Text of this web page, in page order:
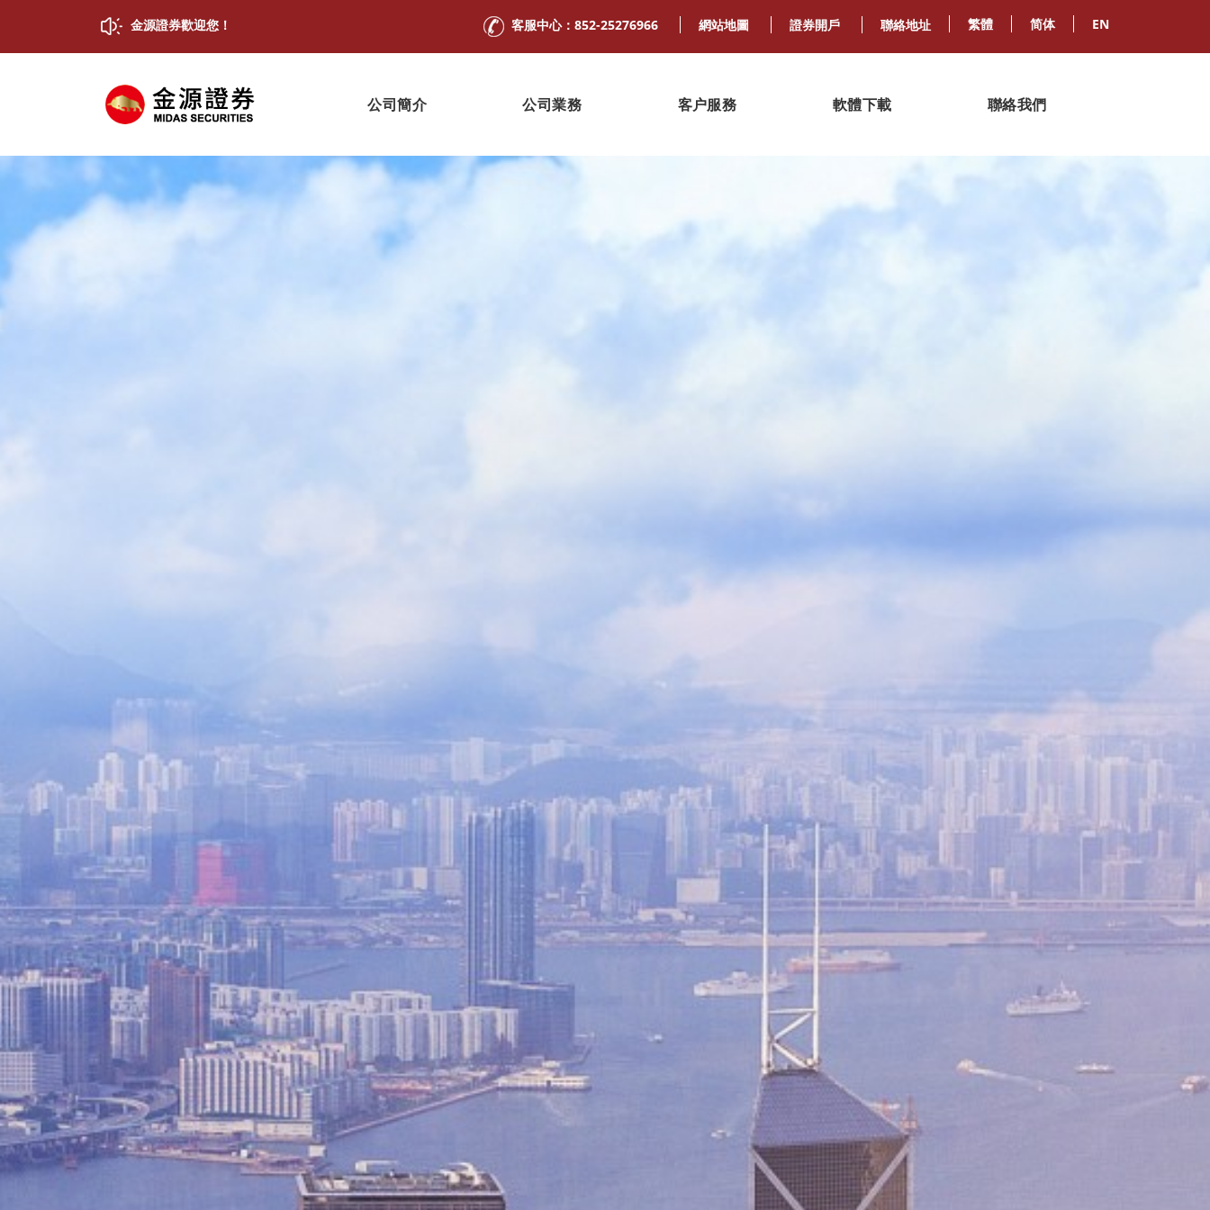
金源證券歡迎您！ 客服中心：852-25276966 網站地圖 證券開戶 聯絡地址 繁體 简体 EN
公司簡介 公司業務 客户服務 軟體下載 聯絡我們